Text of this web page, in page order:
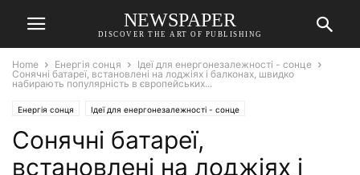
NEWSPAPER
DISCOVER THE ART OF PUBLISHING
Home Енергія сонця
Ідеї для енергонезалежності - сонце
Сонячні батареї, встановлені на лоджіях і балконах, швидко
набирають популярність в європейських...
Енергія сонця Ідеї для енергонезалежності - сонце
Сонячні батареї,
встановлені на лоджіях і